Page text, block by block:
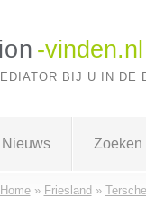
-vinden.nl
BIJ U IN DE
Nieuws Zoeken
Home» Friesland »